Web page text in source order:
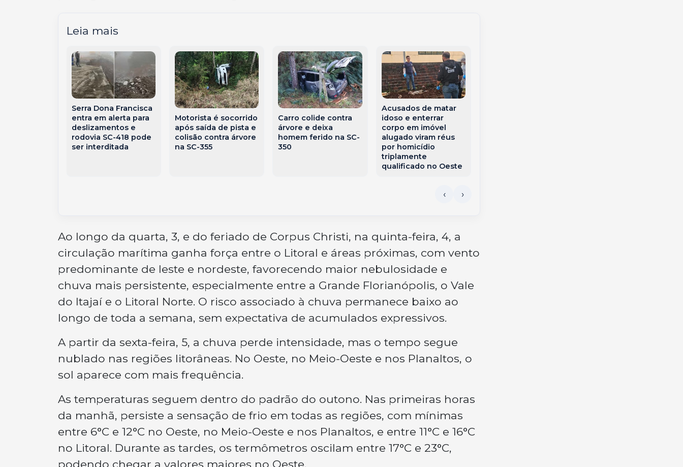
Leia mais
Serra Dona Francisca
entra em alerta para
deslizamentos e
rodovia SC-418 pode
ser interditada
Motorista é socorrido
após saída de pista e
colisão contra árvore
na SC-355
Carro colide contra
árvore e deixa
homem ferido na SC-
350
Acusados de matar
idoso e enterrar
corpo em imóvel
alugado viram réus
por homicídio
triplamente
qualificado no Oeste
Ao longo da quarta, 3, e do feriado de Corpus Christi, na quinta-feira, 4, a
circulação marítima ganha força entre o Litoral e áreas próximas, com vento
predominante de leste e nordeste, favorecendo maior nebulosidade e
chuva mais persistente, especialmente entre a Grande Florianópolis, o Vale
do Itajaí e o Litoral Norte. O risco associado à chuva permanece baixo ao
longo de toda a semana, sem expectativa de acumulados expressivos.
A partir da sexta-feira, 5, a chuva perde intensidade, mas o tempo segue
nublado nas regiões litorâneas. No Oeste, no Meio-Oeste e nos Planaltos, o
sol aparece com mais frequência.
As temperaturas seguem dentro do padrão do outono. Nas primeiras horas
da manhã, persiste a sensação de frio em todas as regiões, com mínimas
entre 6°C e 12°C no Oeste, no Meio-Oeste e nos Planaltos, e entre 11°C e 16°C
no Litoral. Durante as tardes, os termômetros oscilam entre 17°C e 23°C,
podendo chegar a valores maiores no Oeste.